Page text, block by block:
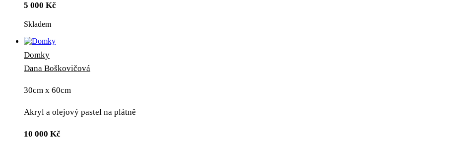
5 000 Kč
Skladem
Domky
Dana Boškovičová
30cm x 60cm
Akryl a olejový pastel na plátně
10 000 Kč